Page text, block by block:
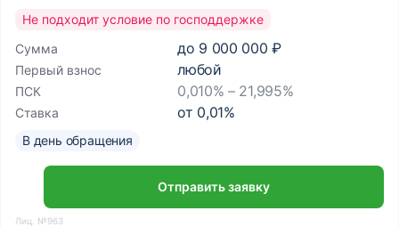
Сумма до 9 000 000 ₽
Первый взнос любой
ПСК 0,010% – 21,995%
Ставка от 0,01%
Не подходит условие по господдержке
В день обращения
Отправить заявку
Лиц. №963